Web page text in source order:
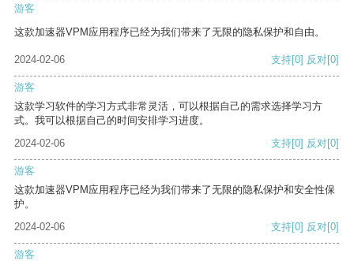
游客
这款加速器VPM应用程序已经为我们带来了无限的隐私保护和自由。
2024-02-06 支持[0] 反对[0]
游客
这款学习软件的学习方式非常灵活，可以根据自己的需求选择学习方
式。我可以根据自己的时间安排学习进度。
2024-02-06
支持[0] 反对[0]
游客
这款加速器VPM应用程序已经为我们带来了无限的隐私保护和安全性保
护。
2024-02-06
支持[0] 反对[0]
游客